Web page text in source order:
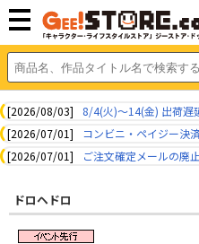
[2026/08/03]
8/4(火)～14(金) 出荷遅
[2026/07/01]
コンビニ・ペイジー決
[2026/07/01]
ご注文確定メールの廃
ドロヘドロ